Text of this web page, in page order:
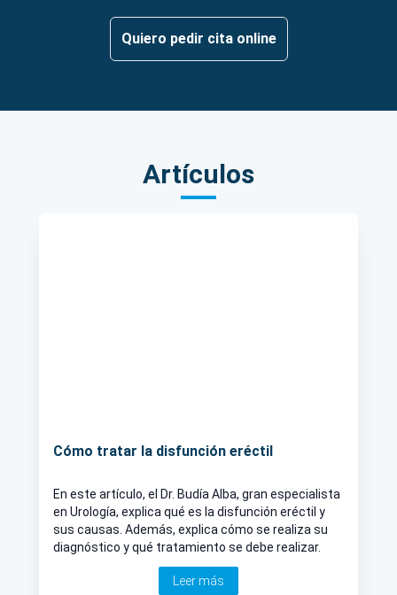
Quiero pedir cita online
Artículos
Cómo tratar la disfunción eréctil
En este artículo, el Dr. Budía Alba, gran especialista
en Urología, explica qué es la disfunción eréctil y
sus causas. Además, explica cómo se realiza su
diagnóstico y qué tratamiento se debe realizar.
Leer más